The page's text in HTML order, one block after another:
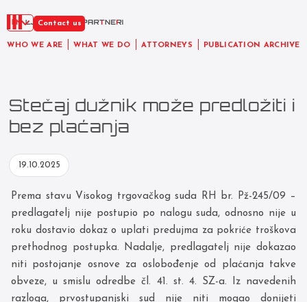
WHO WE ARE WHAT WE DO ATTORNEYS PUBLICATION ARCHIVE
EN Contact us
Stečaj dužnik može predložiti i
bez plaćanja
19.10.2025
Prema stavu Visokog trgovačkog suda RH br. Pž-245/09 –
predlagatelj nije postupio po nalogu suda, odnosno nije u
roku dostavio dokaz o uplati predujma za pokriće troškova
prethodnog postupka. Nadalje, predlagatelj nije dokazao
niti postojanje osnove za oslobođenje od plaćanja takve
obveze, u smislu odredbe čl. 41. st. 4. SZ-a. Iz navedenih
razloga, prvostupanjski sud nije niti mogao donijeti